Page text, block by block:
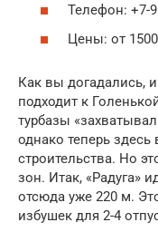
Телефон: +7-
Цены: от
Как вы догадались,
подходит к
турбазы
однако теперь здесь
строительства. Но
зон. Итак, «Радуга»
отсюда уже 220 м.
избушек для 2-4